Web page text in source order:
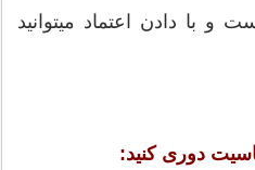
با دادن اعتماد میتوانید